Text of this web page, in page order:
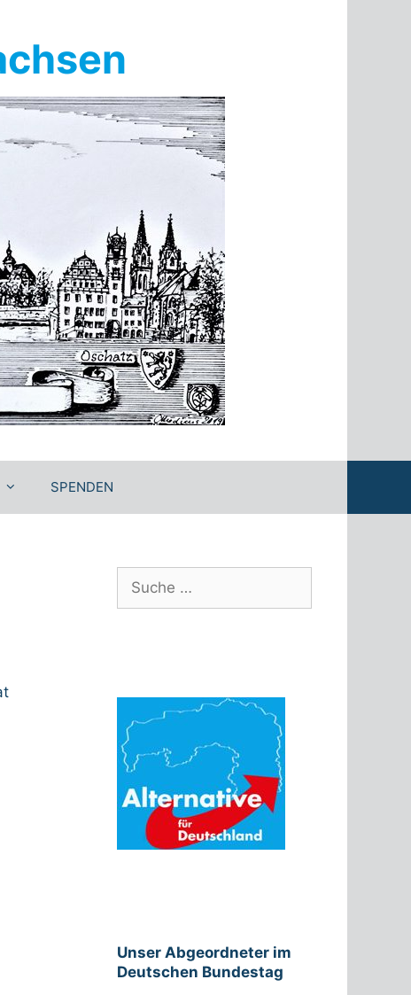
SPENDEN
nach:
Unser Abgeordneter im
Deutschen Bundestag